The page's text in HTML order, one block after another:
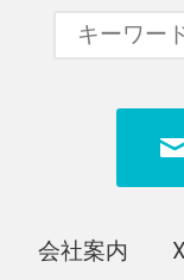
会社案内 X